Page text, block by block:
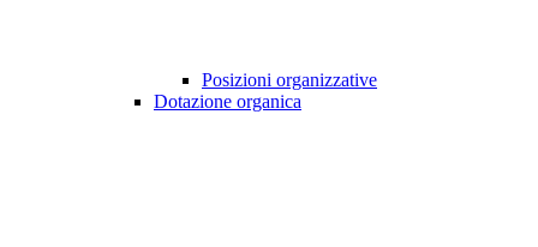
Posizioni organizzative
Dotazione organica